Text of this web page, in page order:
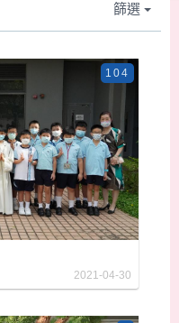
篩選
104
2021-04-30